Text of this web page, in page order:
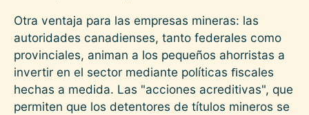
Otra ventaja para las empresas mineras: las
autoridades canadienses, tanto federales como
provinciales, animan a los pequeños ahorristas a
invertir en el sector mediante políticas ﬁscales
hechas a medida. Las "acciones acreditivas", que
permiten que los detentores de títulos mineros se